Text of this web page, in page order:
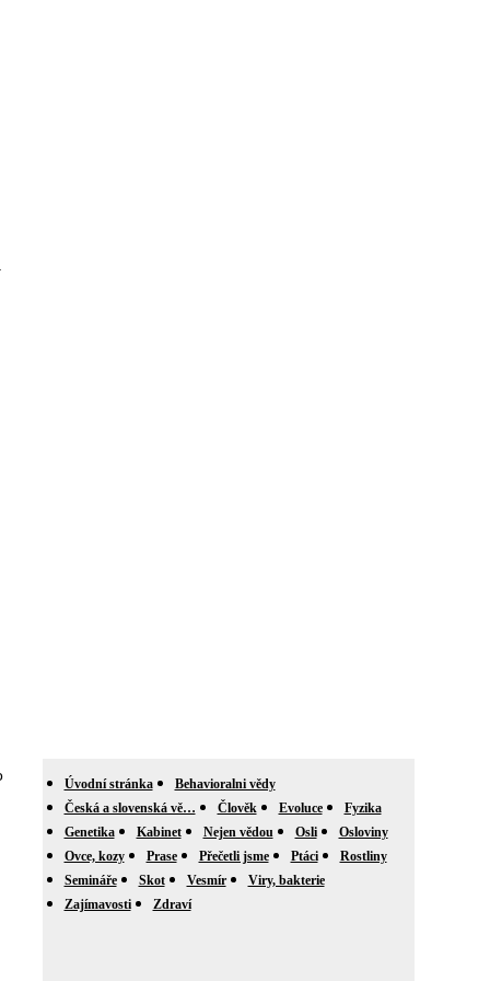
Úvodní stránka
Behavioralni vědy
Česká a slovenská vě…
Člověk Evoluce
Fyzika
Genetika
Kabinet Nejen vědou Osli
Osloviny
Ovce, kozy
Prase Přečetli jsme Ptáci
Rostliny
Semináře
Skot Vesmír
Viry, bakterie
Zajímavosti
Zdraví